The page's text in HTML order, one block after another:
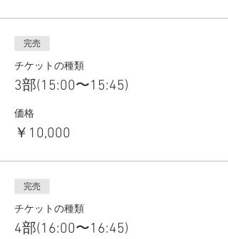
完売
チケットの種類
3部(15:00〜15:45)
価格
￥10,000
完売
チケットの種類
4部(16:00〜16:45)